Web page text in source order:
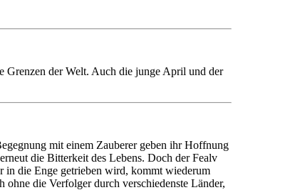
Grenzen der Welt. Auch die junge April und der
mit einem Zauberer geben ihr Hoffnung
die Bitterkeit des Lebens. Doch der Fealv
in die Enge getrieben wird, kommt wiederum
die Verfolger durch verschiedenste Länder,